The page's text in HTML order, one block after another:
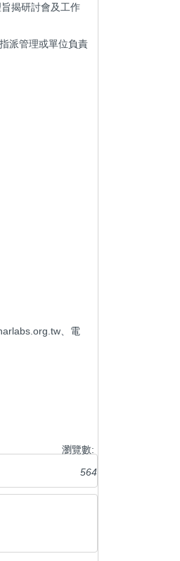
揭研討會及工作
派管理或單位負責
、電
瀏覽數:
564